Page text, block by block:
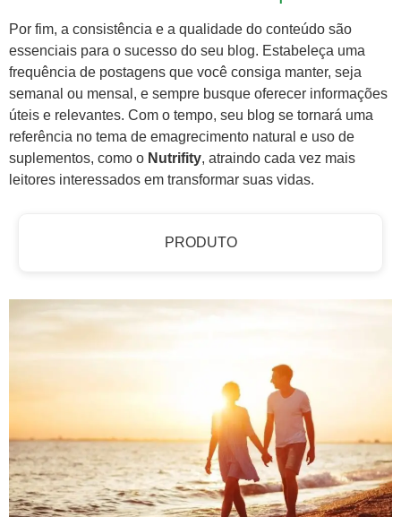
Por fim, a consistência e a qualidade do conteúdo são
essenciais para o sucesso do seu blog. Estabeleça uma
frequência de postagens que você consiga manter, seja
semanal ou mensal, e sempre busque oferecer informações
úteis e relevantes. Com o tempo, seu blog se tornará uma
referência no tema de emagrecimento natural e uso de
suplementos, como o Nutrifity, atraindo cada vez mais
leitores interessados em transformar suas vidas.
PRODUTO